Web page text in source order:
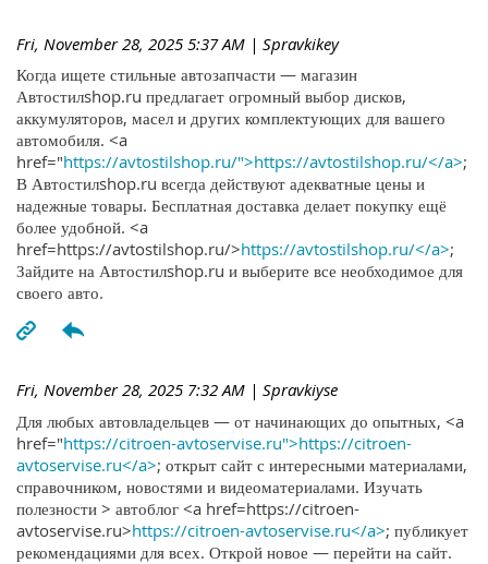
Fri, November 28, 2025 5:37 AM | Spravkikey
Когда ищете стильные автозапчасти — магазин
Автостилshop.ru предлагает огромный выбор дисков,
аккумуляторов, масел и других комплектующих для вашего
автомобиля. <a
href="https://avtostilshop.ru/">https://avtostilshop.ru/</a>;
В Автостилshop.ru всегда действуют адекватные цены и
надежные товары. Бесплатная доставка делает покупку ещё
более удобной. <a
href=https://avtostilshop.ru/>https://avtostilshop.ru/</a>;
Зайдите на Автостилshop.ru и выберите все необходимое для
своего авто.
Fri, November 28, 2025 7:32 AM | Spravkiyse
Для любых автовладельцев — от начинающих до опытных, <a
href="https://citroen-avtoservise.ru">https://citroen-
avtoservise.ru</a>; открыт сайт с интересными материалами,
справочником, новостями и видеоматериалами. Изучать
полезности > автоблог <a href=https://citroen-
avtoservise.ru>https://citroen-avtoservise.ru</a>; публикует
рекомендациями для всех. Открой новое — перейти на сайт.